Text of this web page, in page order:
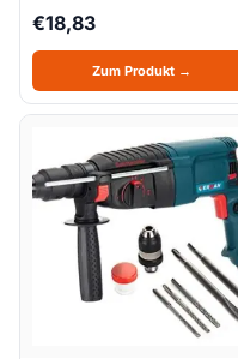
€18,83
Zum Produkt →